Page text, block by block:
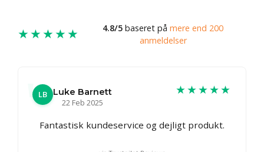
★★★★★ 4.8/5 baseret på mere end 200
anmeldelser
LB
Luke Barnett
22 Feb 2025
★★★★★
Fantastisk kundeservice og dejligt produkt.